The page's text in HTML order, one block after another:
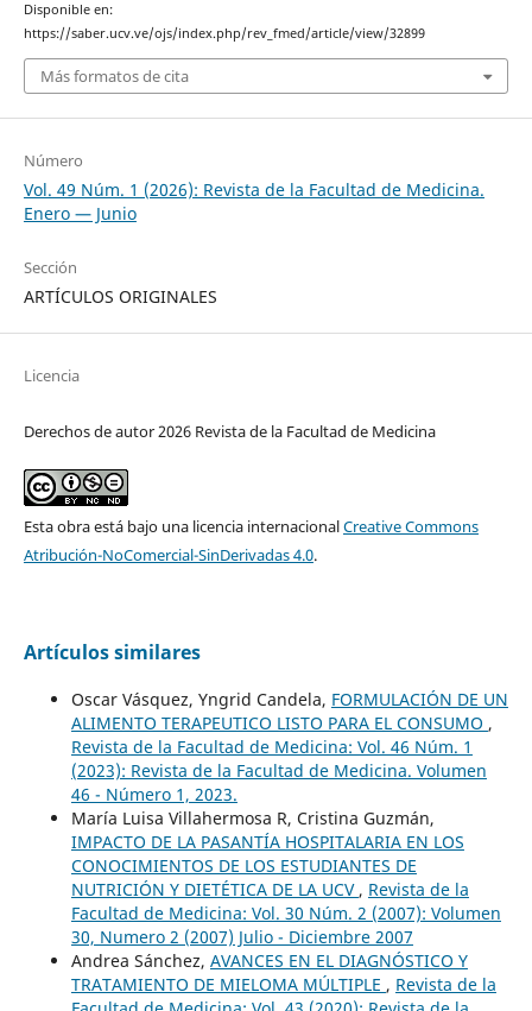
Disponible en:
https://saber.ucv.ve/ojs/index.php/rev_fmed/article/view/32899
Más formatos de cita
Número
Vol. 49 Núm. 1 (2026): Revista de la Facultad de Medicina.
Enero — Junio
Sección
ARTÍCULOS ORIGINALES
Licencia
Derechos de autor 2026 Revista de la Facultad de Medicina
Esta obra está bajo una licencia internacionalCreative Commons
Atribución-NoComercial-SinDerivadas 4.0.
Artículos similares
Oscar Vásquez, Yngrid Candela, FORMULACIÓN DE UN
ALIMENTO TERAPEUTICO LISTO PARA EL CONSUMO ,
Revista de la Facultad de Medicina: Vol. 46 Núm. 1
(2023): Revista de la Facultad de Medicina. Volumen
46 - Número 1, 2023.
María Luisa Villahermosa R, Cristina Guzmán,
IMPACTO DE LA PASANTÍA HOSPITALARIA EN LOS
CONOCIMIENTOS DE LOS ESTUDIANTES DE
NUTRICIÓN Y DIETÉTICA DE LA UCV , Revista de la
Facultad de Medicina: Vol. 30 Núm. 2 (2007): Volumen
30, Numero 2 (2007) Julio - Diciembre 2007
Andrea Sánchez, AVANCES EN EL DIAGNÓSTICO Y
TRATAMIENTO DE MIELOMA MÚLTIPLE , Revista de la